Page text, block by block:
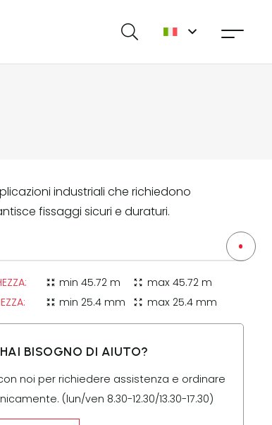
industriali che richiedono
fissaggi sicuri e duraturi.
zoom_in_map min45.72 m zoom_out_map max45.72 m
zoom_in_map min 25.4 mm zoom_out_map max 25.4 mm
HAI BISOGNO DI AIUTO?
noi per richiedere assistenza e ordinare
(lun/ven 8.30-12.30/13.30-17.30)